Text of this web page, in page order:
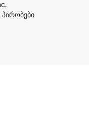
პირობები